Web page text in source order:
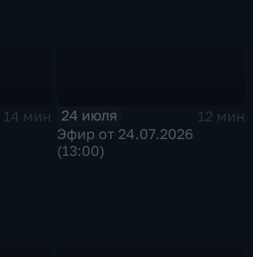
14 мин
24 июля
12 мин
Эфир от 24.07.2026
(13:00)